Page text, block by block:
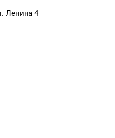
Ленина 4